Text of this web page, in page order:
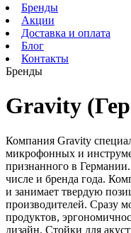
Бренды
Акции
Доставка и оплата
Блог
Контакты
Бренды
Gravity
Компания Gravity
микрофонных и
признанного в
числе и бренда года.
и занимает твердую
производителей. Сразу
продуктов,
дизайн. Стойки для